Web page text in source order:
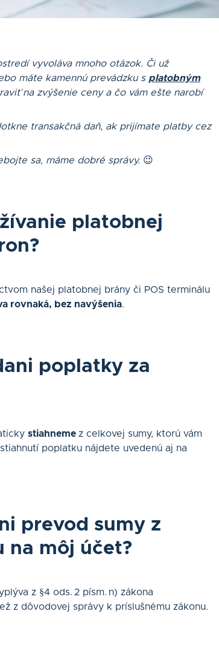
vyvoláva mnoho otázok. Či už
máte kamennú prevádzku s platobným
na zvýšenie ceny a čo vám ešte narobí
transakčná daň, ak prijímate platby cez
sa, máme dobré správy. 😉
platobnej
našej platobnej brány či POS terminálu
rovnaká, bez navýšenia.
poplatky za
stiahneme z celkovej sumy, ktorú vám
poplatku nájdete uvedenú aj na
prevod sumy z
môj účet?
z §4 ods. 2 písm. n) zákona
z dôvodovej správy k príslušnému zákonu.